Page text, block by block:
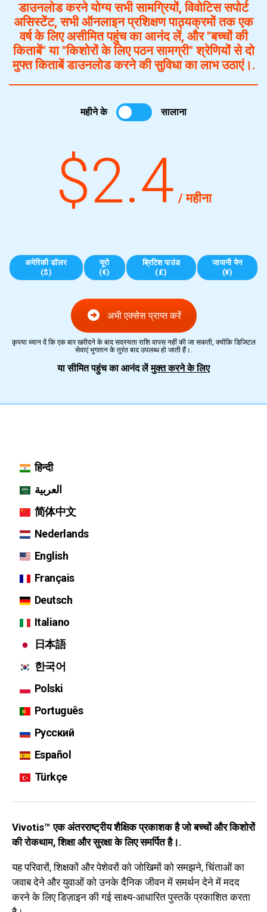
डाउनलोड करने योग्य सभी सामग्रियों, विवोटिस सपोर्ट
असिस्टेंट, सभी ऑनलाइन प्रशिक्षण पाठ्यक्रमों तक एक
वर्ष के लिए असीमित पहुंच का आनंद लें, और "बच्चों की
किताबें" या "किशोरों के लिए पठन सामग्री" श्रेणियों से दो
मुफ्त किताबें डाउनलोड करने की सुविधा का लाभ उठाएं।.
महीने के सालाना
$2.4 / महीना
अमेरिकी डॉलर
($)
यूरो
(€)
ब्रिटिश पाउंड
(£)
जापानी येन
(¥)
अभी एक्सेस प्राप्त करें
कृपया ध्यान दें कि एक बार खरीदने के बाद सदस्यता राशि वापस नहीं की जा सकती, क्योंकि डिजिटल
सेवाएं भुगतान के तुरंत बाद उपलब्ध हो जाती हैं।.
या सीमित पहुंच का आनंद लेंमुक्त करने के लिए
हिन्दी
العربية
简体中文
Nederlands
English
Français
Deutsch
Italiano
日本語
한국어
Polski
Português
Русский
Español
Türkçe
Vivotis™ एक अंतरराष्ट्रीय शैक्षिक प्रकाशक है जो बच्चों और किशोरों
की रोकथाम, शिक्षा और सुरक्षा के लिए समर्पित है।.
यह परिवारों, शिक्षकों और पेशेवरों को जोखिमों को समझने, चिंताओं का
जवाब देने और युवाओं को उनके दैनिक जीवन में समर्थन देने में मदद
करने के लिए डिज़ाइन की गई साक्ष्य-आधारित पुस्तकें प्रकाशित करता